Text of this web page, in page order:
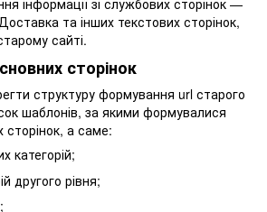
та інших текстових сторінок,
сайті.
сторінок
структуру формування url старого
шаблонів, за якими формувалися
а саме:
категорій;
другого рівня;